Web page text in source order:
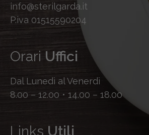
info@sterilgarda.it
P.iva 01515590204
Orari Uffici
Dal Lunedì al Venerdì
8.00 – 12.00 • 14.00 – 18.00
Links Utili